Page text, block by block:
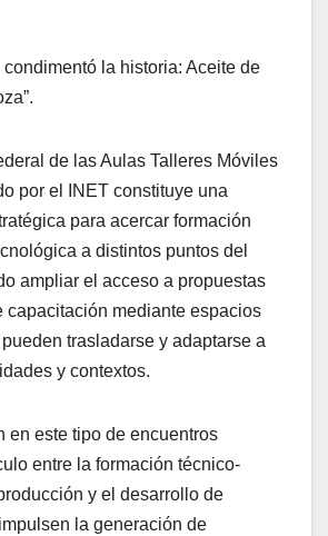
condimentó la historia: Aceite de
de las Aulas Talleres Móviles
por el INET constituye una
para acercar formación
a distintos puntos del
ampliar el acceso a propuestas
capacitación mediante espacios
trasladarse y adaptarse a
y contextos.
en este tipo de encuentros
entre la formación técnico-
y el desarrollo de
la generación de